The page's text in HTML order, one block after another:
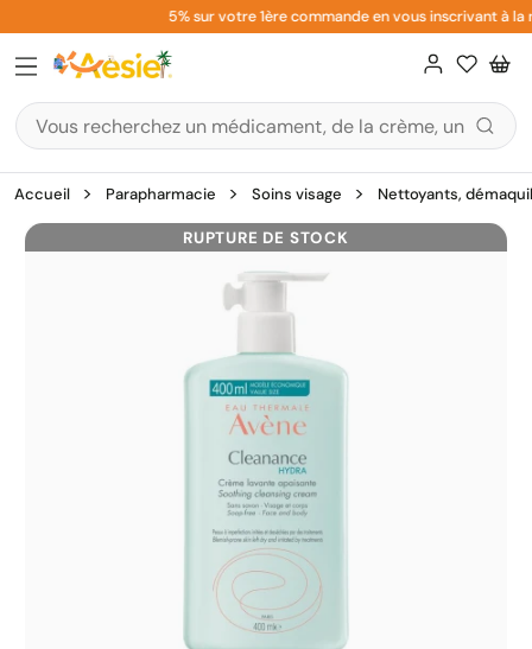
au
contenu
5% sur votre 1ère commande en vous inscrivant à la
Accueil Parapharmacie Soins visage Nettoyants,
RUPTURE DE STOCK